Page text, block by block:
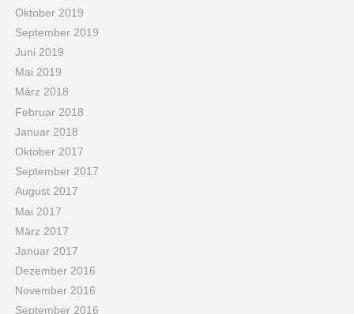
Oktober 2019
September 2019
Juni 2019
Mai 2019
März 2018
Februar 2018
Januar 2018
Oktober 2017
September 2017
August 2017
Mai 2017
März 2017
Januar 2017
Dezember 2016
November 2016
September 2016